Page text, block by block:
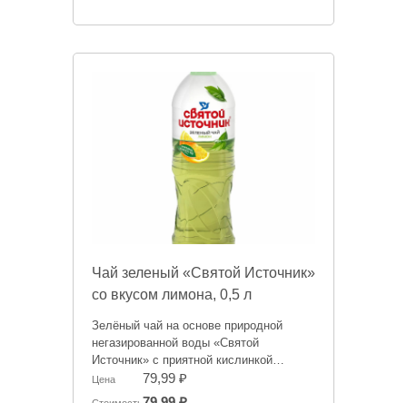
Чай зеленый «Святой Источник»
со вкусом лимона, 0,5 л
Зелёный чай на основе природной
негазированной воды «Святой
Источник» с приятной кислинкой
лимона позволит вам наслаждаться
свежестью и любимыми фруктовыми
Цена 79,99 ₽